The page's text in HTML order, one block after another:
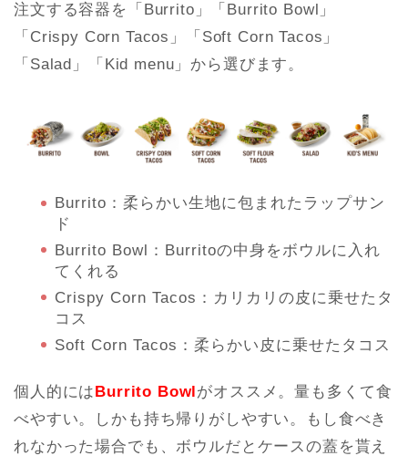
注文する容器を「Burrito」「Burrito Bowl」
「Crispy Corn Tacos」「Soft Corn Tacos」
「Salad」「Kid menu」から選びます。
Burrito：柔らかい生地に包まれたラップサン
ド
Burrito Bowl：Burritoの中身をボウルに入れ
てくれる
Crispy Corn Tacos：カリカリの皮に乗せたタ
コス
Soft Corn Tacos：柔らかい皮に乗せたタコス
個人的にはBurrito Bowlがオススメ。量も多くて食
べやすい。しかも持ち帰りがしやすい。もし食べき
れなかった場合でも、ボウルだとケースの蓋を貰え